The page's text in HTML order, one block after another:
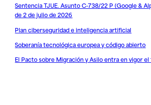
Sentencia TJUE. Asunto C-738/22 P (Google &
de 2 de julio de 2026
Plan ciberseguridad e inteligencia artificial
Soberanía tecnológica europea y código abierto
El Pacto sobre Migración y Asilo entra en vigor el